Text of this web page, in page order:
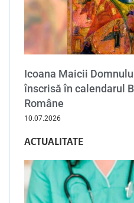
Icoana Maicii
înscrisă în calendarul
Române
10.07.2026
ACTUALITATE